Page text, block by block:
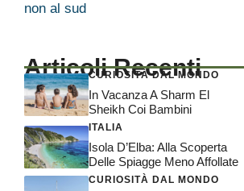
non al sud
Articoli Recenti
CURIOSITÀ DAL MONDO
In Vacanza A Sharm El
Sheikh Coi Bambini
ITALIA
Isola D’Elba: Alla Scoperta
Delle Spiagge Meno Affollate
CURIOSITÀ DAL MONDO